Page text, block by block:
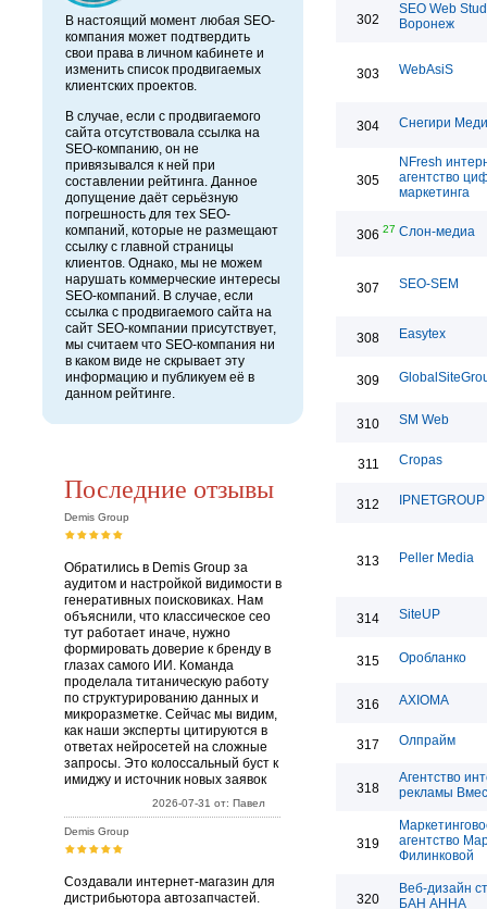
В настоящий момент любая SEO-
компания может подтвердить
свои права в личном кабинете и
изменить список продвигаемых
клиентских проектов.
В случае, если с продвигаемого
сайта отсутствовала ссылка на
SEO-компанию, он не
привязывался к ней при
составлении рейтинга. Данное
допущение даёт серьёзную
погрешность для тех SEO-
компаний, которые не размещают
ссылку с главной страницы
клиентов. Однако, мы не можем
нарушать коммерческие интересы
SEO-компаний. В случае, если
ссылка с продвигаемого сайта на
сайт SEO-компании присутствует,
мы считаем что SEO-компания ни
в каком виде не скрывает эту
информацию и публикуем её в
данном рейтинге.
Последние отзывы
Demis Group
Обратились в Demis Group за
аудитом и настройкой видимости в
генеративных поисковиках. Нам
объяснили, что классическое сео
тут работает иначе, нужно
формировать доверие к бренду в
глазах самого ИИ. Команда
проделала титаническую работу
по структурированию данных и
микроразметке. Сейчас мы видим,
как наши эксперты цитируются в
ответах нейросетей на сложные
запросы. Это колоссальный буст к
имиджу и источник новых заявок
2026-07-31 от: Павел
Demis Group
Создавали интернет-магазин для
дистрибьютора автозапчастей.
302
SEO Web
Воронеж
303 WebAsiS
304 Снегири
305
NFresh
агентство
маркетинга
306 27 Слон-медиа
307 SEO-SEM
308 Easytex
309
310 SM Web
311 Cropas
312 IPNETGROUP
313 Peller Media
314 SiteUP
315 Оробланко
316 AXIOMA
317 Олпрайм
318
Агентство
рекламы
319
агентство
Филинковой
320
Веб-дизайн
БАН АННА